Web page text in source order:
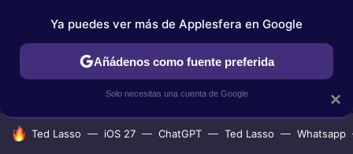
IPHONE TUTORIALES APPLESFERA SELECCIÓN
HOY SE HABLA DE
Ted Lasso iOS 27 ChatGPT Ted Lasso Whatsapp
×
Ya puedes ver más de Applesfera en Google
Añádenos como fuente preferida
Solo necesitas una cuenta de Google